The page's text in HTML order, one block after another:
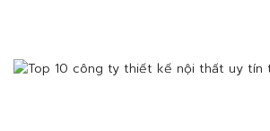
gỗĐá tự nhiên Nhiều gia đình hiện […]